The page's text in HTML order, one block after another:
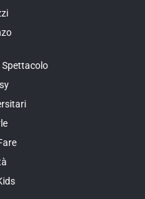
Spettacolo